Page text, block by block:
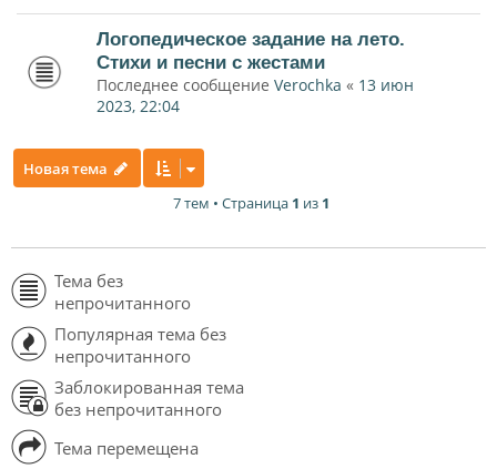
Логопедическое задание на лето.
Стихи и песни с жестами
Последнее сообщение Verochka « 13 июн
2023, 22:04
Новая тема
7 тем • Страница 1 из 1
Тема без
непрочитанного
Популярная тема без
непрочитанного
Заблокированная тема
без непрочитанного
Тема перемещена